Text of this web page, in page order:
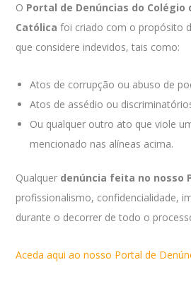
O Portal de Denúncias do Colégio
Católica foi criado com o propósito
que considere indevidos, tais como:
Atos de corrupção ou abuso de
Atos de assédio ou
Ou qualquer outro ato que viole
mencionado nas alíneas acima.
Qualquer denúncia feita no nosso
profissionalismo, confidencialidade,
durante o decorrer de todo o
Aceda aqui ao nosso Portal de